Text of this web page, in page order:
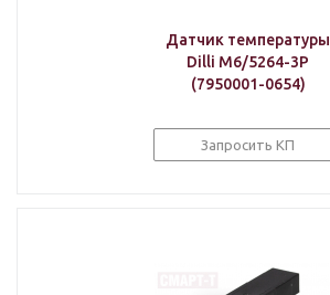
Датчик температуры
Dilli M6/5264-3P
(7950001-0654)
Запросить КП